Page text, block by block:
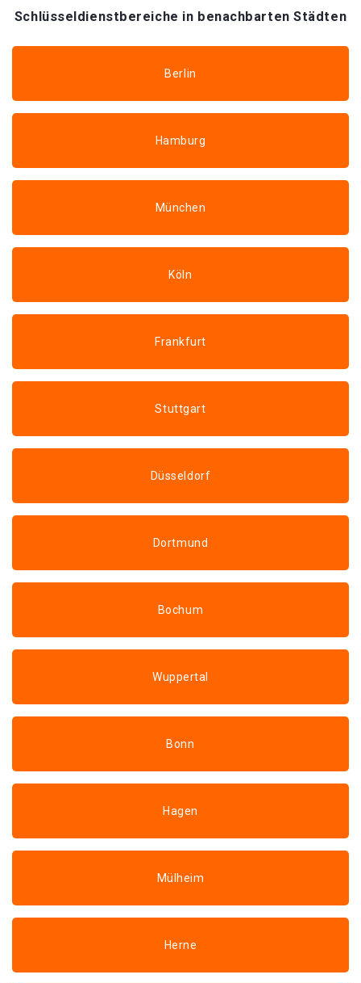
Schlüsseldienstbereiche in benachbarten Städten
Berlin
Hamburg
München
Köln
Frankfurt
Stuttgart
Düsseldorf
Dortmund
Bochum
Wuppertal
Bonn
Hagen
Mülheim
Herne